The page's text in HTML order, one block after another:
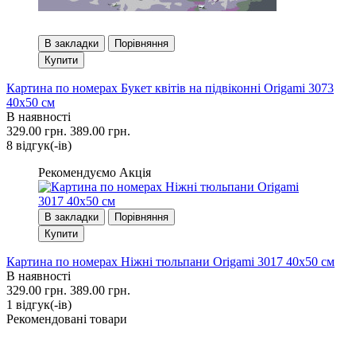
В закладки
Порівняння
Купити
Картина по номерах Букет квітів на підвіконні Origami 3073
40x50 см
В наявності
329.00 грн. 389.00 грн.
8 вiдгук(-iв)
Рекомендуємо Акція
В закладки
Порівняння
Купити
Картина по номерах Ніжні тюльпани Origami 3017 40x50 см
В наявності
329.00 грн. 389.00 грн.
1 вiдгук(-iв)
Рекомендовані товари